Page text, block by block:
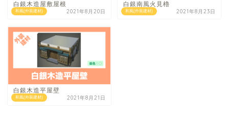
和風(外装建材)
白銀木造屋敷屋根
2021年8月20日 和風(外装建材)
白銀南風火見櫓
2021年8月23日
和風(外装建材)
白銀木造平屋壁
2021年8月21日